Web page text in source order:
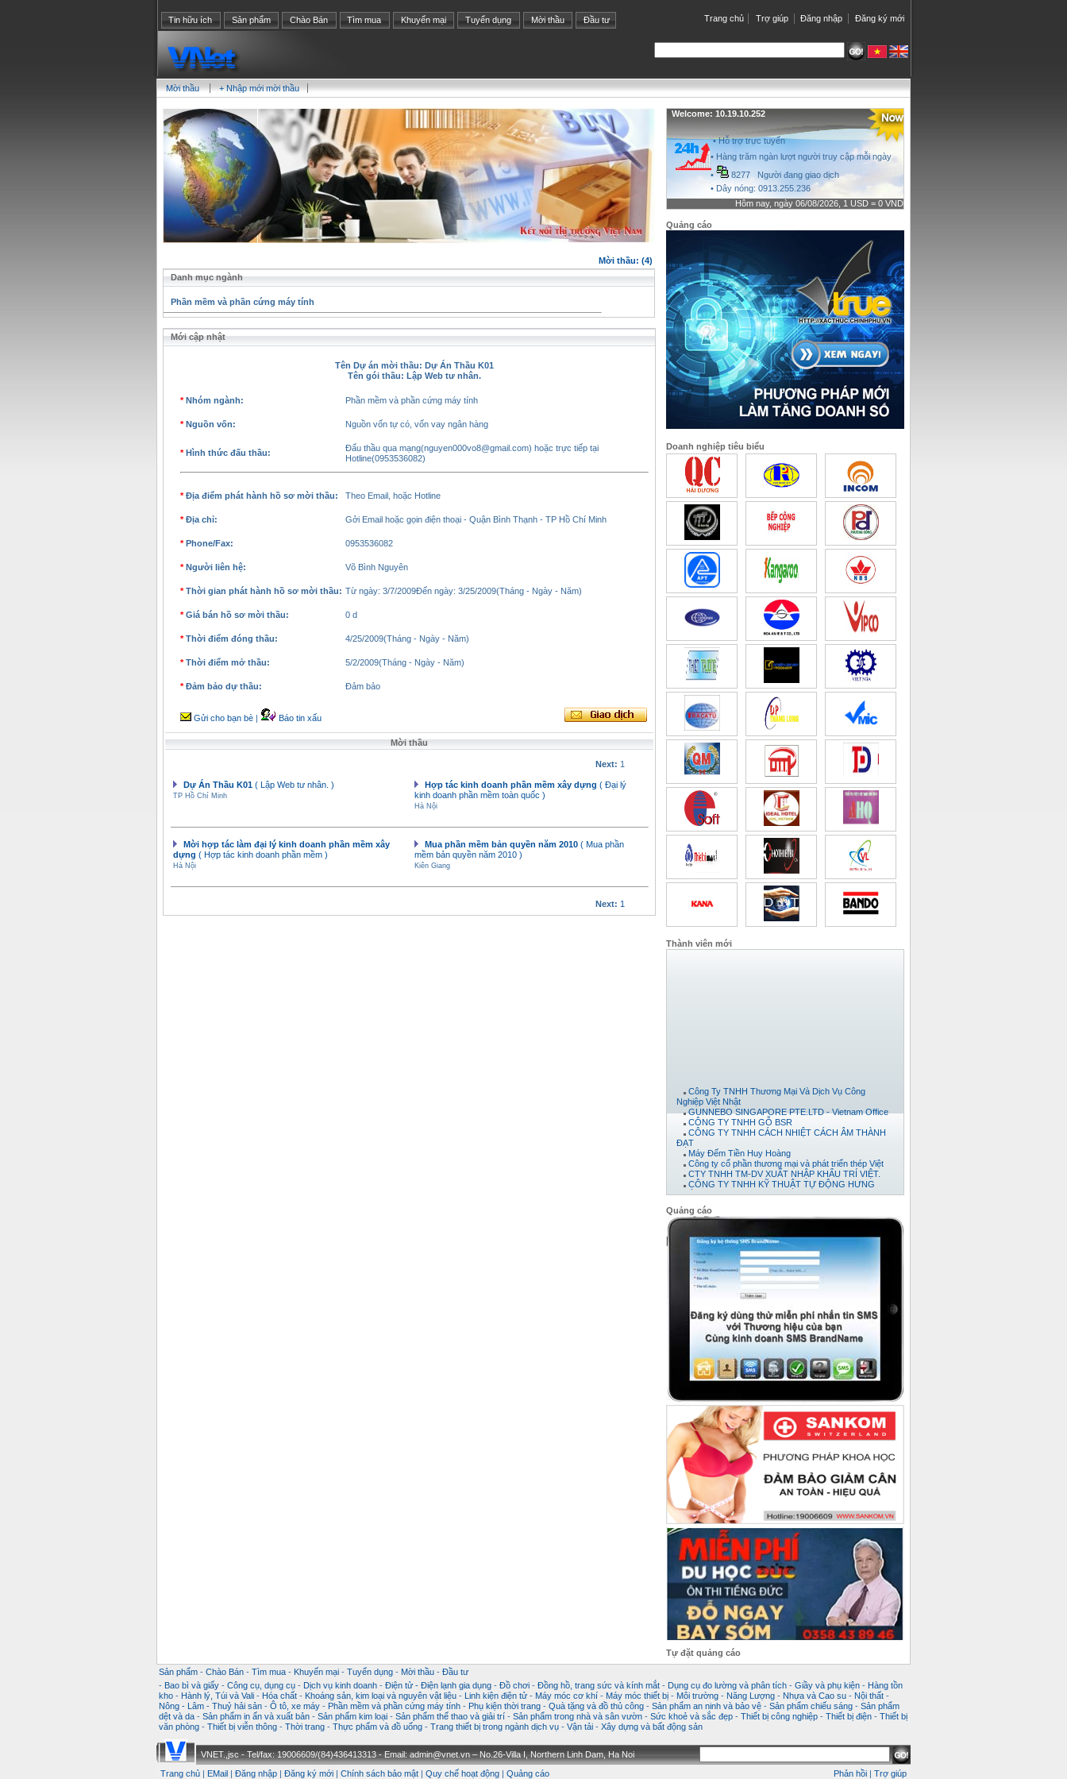
Trang chủ Trợ giúp Đăng nhập Đăng ký mới
Tin hữu ích Sản phẩm Chào Bán Tìm mua Khuyến mại Tuyển dụng Mời thầu Đầu tư
Mời thầu + Nhập mới mời thầu
Mời thầu: (4)
Danh mục ngành
Phần mềm và phần cứng máy tính
Mới cập nhật
Tên Dự án mời thầu: Dự Án Thầu K01
Tên gói thầu: Lập Web tư nhân.
* Nhóm ngành: Phần mềm và phần cứng máy tính
* Nguồn vốn: Nguồn vốn tự có, vốn vay ngân hàng
* Hình thức đấu thầu:
Đấu thầu qua mạng(nguyen000vo8@gmail.com) hoặc trực tiếp tại
Hotline(0953536082)
*Địa điểm phát hành hồ sơ mời thầu: Theo Email, hoặc Hotline
*Địa chỉ: Gởi Email hoặc gọin điện thoại - Quận Bình Thạnh - TP Hồ Chí Minh
* Phone/Fax: 0953536082
* Người liên hệ: Võ Bình Nguyên
*Thời gian phát hành hồ sơ mời thầu: Từ ngày: 3/7/2009Đến ngày: 3/25/2009(Tháng - Ngày - Năm)
*Giá bán hồ sơ mời thầu: 0 d
*Thời điểm đóng thầu: 4/25/2009(Tháng - Ngày - Năm)
*Thời điểm mở thầu: 5/2/2009(Tháng - Ngày - Năm)
*Đảm bảo dự thầu: Đảm bảo
Gửi cho bạn bè Báo tin xấu
Mời thầu
Next: 1
Dự Án Thầu K01 ( Lập Web tư nhân. )
TP Hồ Chí Minh
Hợp tác kinh doanh phần mềm xây dựng ( Đại lý
kinh doanh phần mềm toàn quốc )
Hà Nội
Mời hợp tác làm đại lý kinh doanh phần mềm xây
dựng ( Hợp tác kinh doanh phần mềm )
Hà Nội
Mua phần mềm bản quyền năm 2010 ( Mua phần
mềm bản quyền năm 2010 )
Kiên Giang
Next: 1
Welcome: 10.19.10.252
• Hỗ trợ trực tuyến
• Hàng trăm ngàn lượt người truy cập mỗi ngày
•
8277 Người đang giao dịch
• Dây nóng: 0913.255.236
Hôm nay, ngày 06/08/2026, 1 USD = 0 VND
Quảng cáo
Doanh nghiệp tiêu biểu
Thành viên mới
Công Ty TNHH Thương Mại Và Dịch Vụ Công
Nghiệp Việt Nhật
GUNNEBO SINGAPORE PTE.LTD - Vietnam Office
CÔNG TY TNHH GỖ BSR
CÔNG TY TNHH CÁCH NHIỆT CÁCH ÂM THÀNH
ĐẠT
Máy Đếm Tiền Huy Hoàng
Công ty cổ phần thương mại và phát triển thép Việt
CTY TNHH TM-DV XUẤT NHẬP KHẨU TRÍ VIỆT.
CÔNG TY TNHH KỸ THUẬT TỰ ĐỘNG HƯNG
PHÁT
Công ty TNHH Xuất Nhập Khẩu TH Tân Viễn Đông
Công Ty TNHH Pusico Việt Nam
công ty tnhh thương mai dịch vụ kỷ thuật thái anh tài
CÔNG TY TNHH XNK TMDV NGÔI SAO VIỆT
Công Ty TNHH Khoa Học Xanh
Công ty TNHH XNK Quỳnh Thiên Phát
Công ty Cổ phần Kỹ thuật Ý Tưởng
Công Ty TNHH Phát Triển Dự Án Song Nam
CÔNG TY CỔ PHẦN BÊ TÔNG NHẸ ĐÀ NẴNG
Công ty Cổ Phần Bình Vinh
Quảng cáo
Tự đặt quảng cáo
Sản phẩm - Chào Bán - Tìm mua - Khuyến mại - Tuyển dụng - Mời thầu - Đầu tư
- Bao bì và giấy - Công cụ, dụng cụ - Dịch vụ kinh doanh - Điện tử - Điện lạnh gia dụng - Đồ chơi - Đồng hồ, trang sức và kính mắt - Dụng cụ đo lường và phân tích - Giầy và phụ kiện - Hàng tồn
kho - Hành lý, Túi và Vali - Hóa chất - Khoáng sản, kim loại và nguyên vật liệu - Linh kiện điện tử - Máy móc cơ khí - Máy móc thiết bị - Môi trường - Năng Lượng - Nhựa và Cao su - Nội thất -
Nông - Lâm - Thuỷ hải sản - Ô tô, xe máy - Phần mềm và phần cứng máy tính - Phụ kiện thời trang - Quà tặng và đồ thủ công - Sản phẩm an ninh và bảo vệ - Sản phẩm chiếu sáng - Sản phẩm
dệt và da - Sản phẩm in ấn và xuất bản - Sản phẩm kim loại - Sản phẩm thể thao và giải trí - Sản phẩm trong nhà và sân vườn - Sức khoẻ và sắc đẹp - Thiết bị công nghiệp - Thiết bị điện - Thiết bị
văn phòng - Thiết bị viễn thông - Thời trang - Thực phẩm và đồ uống - Trang thiết bị trong ngành dịch vụ - Vận tải - Xây dựng và bất động sản
VNET.,jsc - Tel/fax: 19006609/(84)436413313 - Email: admin@vnet.vn – No.26-Villa I, Northern Linh Dam, Ha Noi
Trang chủ
EMail Đăng nhập Đăng ký mới Chính sách bảo mật Quy chế hoạt động Quảng cáo Phản hồi Trợ giúp